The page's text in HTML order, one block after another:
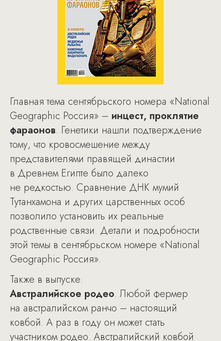
Главная тема сентябрьского номера «National
Geographic Россия» – инцест, проклятие
фараонов. Генетики нашли подтверждение
тому, что кровосмешение между
представителями правящей династии
в Древнем Египте было далеко
не редкостью. Сравнение ДНК мумий
Тутанхамона и других царственных особ
позволило установить их реальные
родственные связи. Детали и подробности
этой темы в сентябрьском номере «National
Geographic Россия».
Также в выпуске:
Австралийское родео. Любой фермер
на австралийском ранчо – настоящий
ковбой. А раз в году он может стать
участником родео. Австралийский ковбой